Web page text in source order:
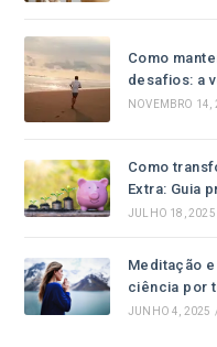
Como
desafios: a
NOVEMBRO 14,
Como
Extra: Guia
JULHO 18, 2025
Meditação
ciência por
JUNHO 4, 2025